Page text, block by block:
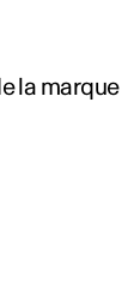
la marque